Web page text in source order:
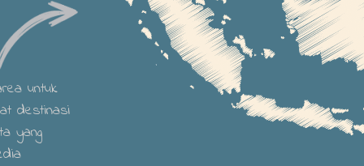
untuk
destinasi
yang